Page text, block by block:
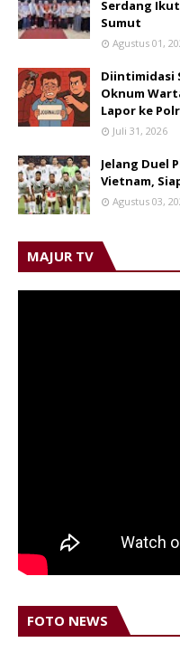
Serdang
Sumut
Agustus 01,
Diintimidasi
Oknum
Lapor ke
Juli 31, 2026
Jelang Duel
Vietnam,
Agustus 03,
MAJUR TV
FOTO NEWS